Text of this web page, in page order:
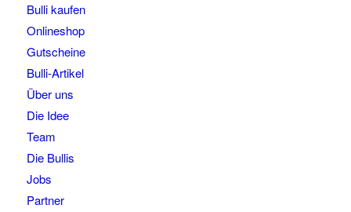
Bulli kaufen
Onlineshop
Gutscheine
Bulli-Artikel
Über uns
Die Idee
Team
Die Bullis
Jobs
Partner